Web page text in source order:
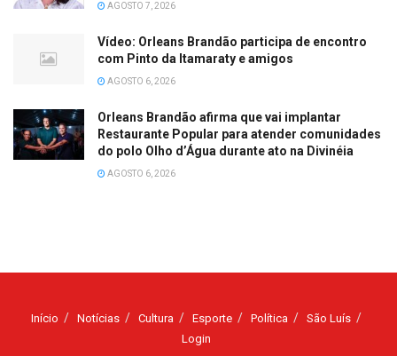
AGOSTO 7, 2026
Vídeo: Orleans Brandão participa de encontro
com Pinto da Itamaraty e amigos
AGOSTO 6, 2026
Orleans Brandão afirma que vai implantar
Restaurante Popular para atender comunidades
do polo Olho d’Água durante ato na Divinéia
AGOSTO 6, 2026
Início Notícias Cultura Esporte Política
São Luís
Login